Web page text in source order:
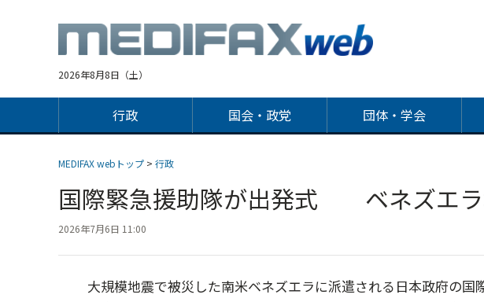
2026年8月8日（土）
行政 国会・政党 団体・学会
MEDIFAX webトップ > 行政
国際緊急援助隊が出発式 ベネズエラ
2026年7月6日 11:00
大規模地震で被災した南米ベネズエラに派遣される日本政府の国